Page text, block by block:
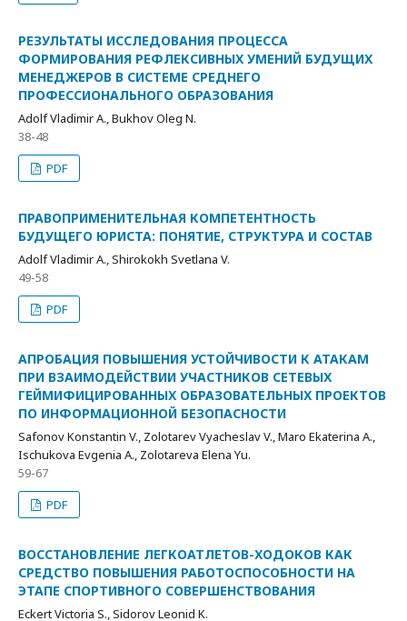
РЕЗУЛЬТАТЫ ИССЛЕДОВАНИЯ ПРОЦЕССА
ФОРМИРОВАНИЯ РЕФЛЕКСИВНЫХ УМЕНИЙ БУДУЩИХ
МЕНЕДЖЕРОВ В СИСТЕМЕ СРЕДНЕГО
ПРОФЕССИОНАЛЬНОГО ОБРАЗОВАНИЯ
Adolf Vladimir A., Bukhov Oleg N.
38-48
PDF
ПРАВОПРИМЕНИТЕЛЬНАЯ КОМПЕТЕНТНОСТЬ
БУДУЩЕГО ЮРИСТА: ПОНЯТИЕ, СТРУКТУРА И СОСТАВ
Adolf Vladimir A., Shirokokh Svetlana V.
49-58
PDF
АПРОБАЦИЯ ПОВЫШЕНИЯ УСТОЙЧИВОСТИ К АТАКАМ
ПРИ ВЗАИМОДЕЙСТВИИ УЧАСТНИКОВ СЕТЕВЫХ
ГЕЙМИФИЦИРОВАННЫХ ОБРАЗОВАТЕЛЬНЫХ ПРОЕКТОВ
ПО ИНФОРМАЦИОННОЙ БЕЗОПАСНОСТИ
Safonov Konstantin V., Zolotarev Vyacheslav V., Maro Ekaterina A.,
Ischukova Evgenia A., Zolotareva Elena Yu.
59-67
PDF
ВОССТАНОВЛЕНИЕ ЛЕГКОАТЛЕТОВ-ХОДОКОВ КАК
СРЕДСТВО ПОВЫШЕНИЯ РАБОТОСПОСОБНОСТИ НА
ЭТАПЕ СПОРТИВНОГО СОВЕРШЕНСТВОВАНИЯ
Eckert Victoria S., Sidorov Leonid K.